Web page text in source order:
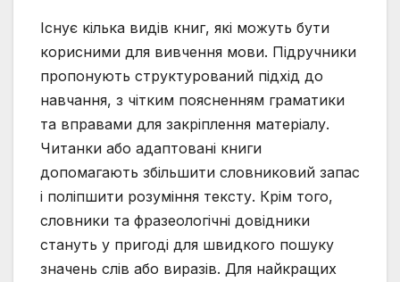
Існує кілька видів книг, які можуть бути
корисними для вивчення мови. Підручники
пропонують структурований підхід до
навчання, з чітким поясненням граматики
та вправами для закріплення матеріалу.
Читанки або адаптовані книги
допомагають збільшити словниковий запас
і поліпшити розуміння тексту. Крім того,
словники та фразеологічні довідники
стануть у пригоді для швидкого пошуку
значень слів або виразів. Для найкращих